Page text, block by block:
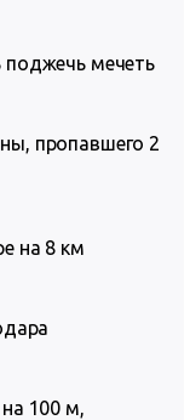
поджечь мечеть
пропавшего 2
на 8 км
100 м,